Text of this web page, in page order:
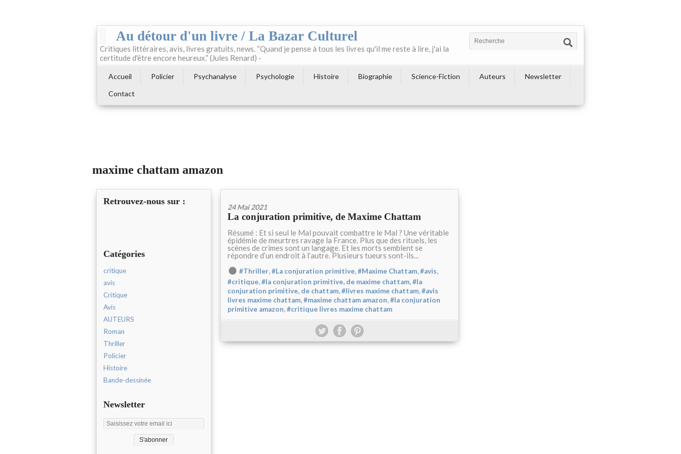
Au détour d'un livre / La Bazar Culturel
Critiques littéraires, avis, livres gratuits, news. “Quand je pense à tous les livres qu'il me reste à lire, j'ai la
certitude d'être encore heureux.” (Jules Renard) -
Accueil Policier Psychanalyse Psychologie Histoire Biographie Science-Fiction Auteurs
Newsletter
Contact
maxime chattam amazon
Retrouvez-nous sur :
Catégories
critique
avis
Critique
Avis
AUTEURS
Roman
Thriller
Policier
Histoire
Bande-dessinée
Newsletter
24 Mai 2021
La conjuration primitive, de Maxime Chattam
Résumé : Et si seul le Mal pouvait combattre le Mal ? Une véritable
épidémie de meurtres ravage la France. Plus que des rituels, les
scènes de crimes sont un langage. Et les morts semblent se
répondre d’un endroit à l’autre. Plusieurs tueurs sont-ils...
#Thriller,#La conjuration primitive,#Maxime Chattam,#avis,
#critique,#la conjuration primitive, de maxime chattam,#la
conjuration primitive, de chattam,#livres maxime chattam,#avis
livres maxime chattam,#maxime chattam amazon,#la conjuration
primitive amazon,#critique livres maxime chattam